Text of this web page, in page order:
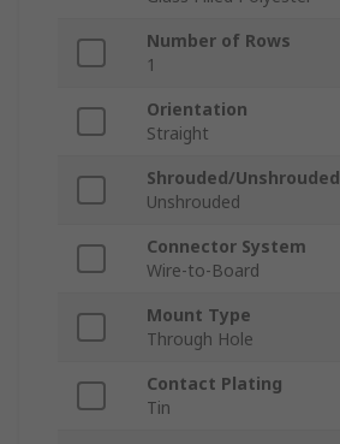
Number of Rows
1
Orientation
Straight
Shrouded/Unshrouded
Unshrouded
Connector System
Wire-to-Board
Mount Type
Through Hole
Contact Plating
Tin